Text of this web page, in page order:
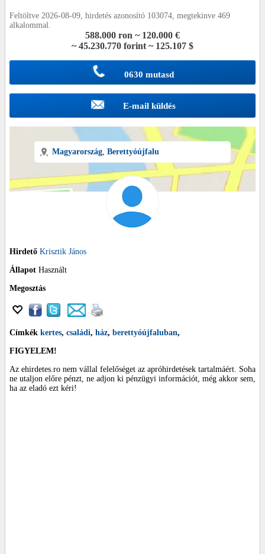
Feltöltve 2026-08-09, hirdetés azonosító 103074, megtekinve 469
alkalommal.
588.000 ron ~ 120.000 €
~ 45.230.770 forint ~ 125.107 $
0630 mutasd
E-mail küldés
Magyarország, Berettyóújfalu
Hirdető Krisztik János
Állapot Használt
Megosztás
Címkék kertes, családi, ház, berettyóújfaluban,
FIGYELEM!
Az ehirdetes.ro nem vállal felelőséget az apróhirdetések tartalmáért. Soha
ne utaljon előre pénzt, ne adjon ki pénzügyi információt, még akkor sem,
ha az eladó ezt kéri!